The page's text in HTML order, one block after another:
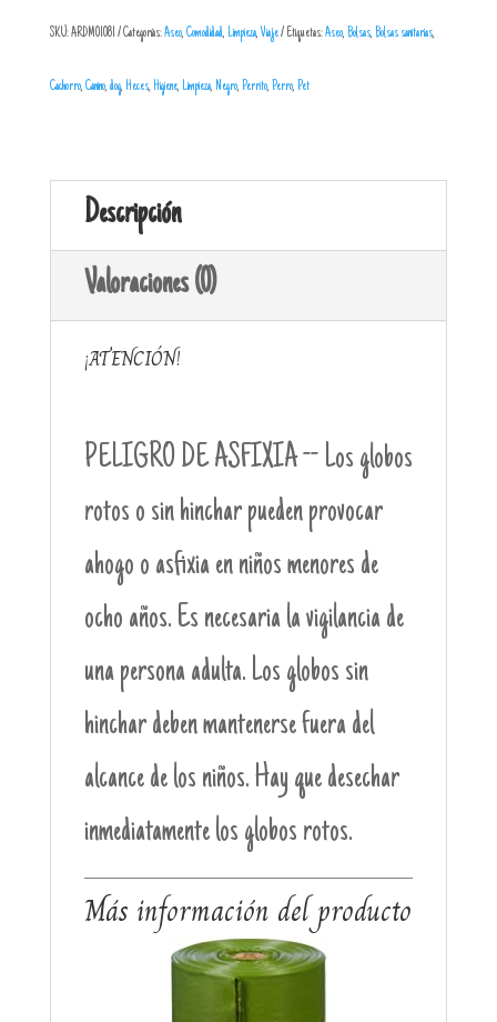
SKU:ARDM01081 Categorías:Aseo, Comodidad, Limpieza, Viaje Etiquetas:Aseo, Bolsas, Bolsas sanitarias,
Cachorro, Canino, dog, Heces, Higiene, Limpieza, Negro, Perrito, Perro, Pet
Descripción
Valoraciones (0)
¡ATENCIÓN!
PELIGRO DE ASFIXIA -- Los globos
rotos o sin hinchar pueden provocar
ahogo o asfixia en niños menores de
ocho años. Es necesaria la vigilancia de
una persona adulta. Los globos sin
hinchar deben mantenerse fuera del
alcance de los niños. Hay que desechar
inmediatamente los globos rotos.
Más información del producto